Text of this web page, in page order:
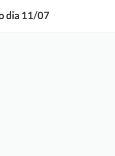
dia 11/07